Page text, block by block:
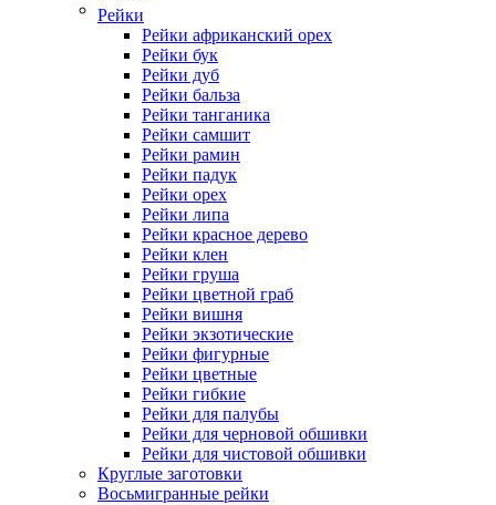
Рейки
Рейки африканский орех
Рейки бук
Рейки дуб
Рейки бальза
Рейки танганика
Рейки самшит
Рейки рамин
Рейки падук
Рейки орех
Рейки липа
Рейки красное дерево
Рейки клен
Рейки груша
Рейки цветной граб
Рейки вишня
Рейки экзотические
Рейки фигурные
Рейки цветные
Рейки гибкие
Рейки для палубы
Рейки для черновой обшивки
Рейки для чистовой обшивки
Круглые заготовки
Восьмигранные рейки